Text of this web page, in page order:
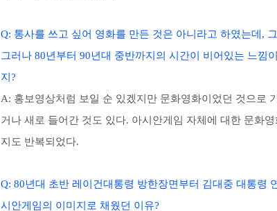
Q: 통사를 쓰고 싶어 영화를 만든 것은 아니라고 하였는데,
그러나 80년부터 90년대 중반까지의 시간이 비어있는 느낌
지?
A: 홍보영상처럼 보일 순 있겠지만 문화영화이었던 것으로
거나 새로 들어간 것도 있다. 아시안게임 자체에 대한 문화
지도 반복되었다.
Q: 80년대 초반 레이건대통령 방한장면부터 김대중 대통령
시안게임의 이미지로 채웠던 이유?